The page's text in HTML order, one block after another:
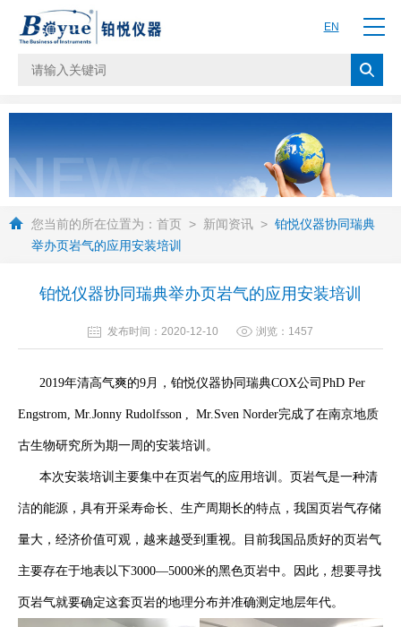
EN
您当前的所在位置为： 首页 > 新闻资讯 > 铂悦仪器协同瑞典
举办页岩气的应用安装培训
铂悦仪器协同瑞典举办页岩气的应用安装培训
发布时间：2020-12-10 浏览：1457
2019年清高气爽的9月，铂悦仪器协同瑞典COX公司PhD Per
Engstrom, Mr.Jonny Rudolfsson , Mr.Sven Norder完成了在南京地质
古生物研究所为期一周的安装培训。
本次安装培训主要集中在页岩气的应用培训。页岩气是一种清
洁的能源，具有开采寿命长、生产周期长的特点，我国页岩气存储
量大，经济价值可观，越来越受到重视。目前我国品质好的页岩气
主要存在于地表以下3000—5000米的黑色页岩中。因此，想要寻找
页岩气就要确定这套页岩的地理分布并准确测定地层年代。